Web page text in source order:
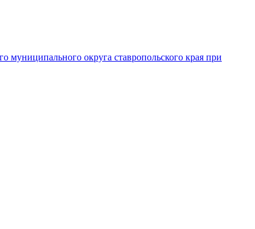
муниципального округа ставропольского края при